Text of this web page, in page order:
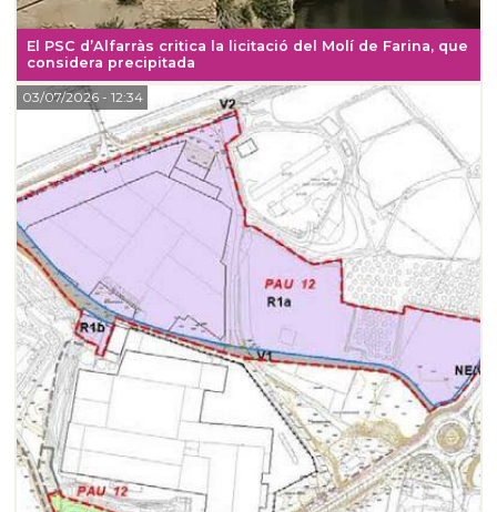
El PSC d’Alfarràs critica la licitació del Molí de Farina, que
considera precipitada
03/07/2026- 12:34